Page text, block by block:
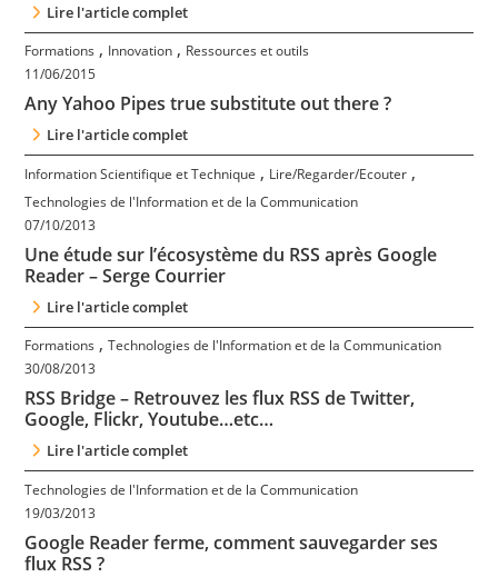
Lire l'article complet
Formations , Innovation , Ressources et outils
11/06/2015
Any Yahoo Pipes true substitute out there ?
Lire l'article complet
Information Scientifique et Technique , Lire/Regarder/Ecouter ,
Technologies de l'Information et de la Communication
07/10/2013
Une étude sur l’écosystème du RSS après Google
Reader – Serge Courrier
Lire l'article complet
Formations ,Technologies de l'Information et de la Communication
30/08/2013
RSS Bridge – Retrouvez les flux RSS de Twitter,
Google, Flickr, Youtube…etc…
Lire l'article complet
Technologies de l'Information et de la Communication
19/03/2013
Google Reader ferme, comment sauvegarder ses
flux RSS ?